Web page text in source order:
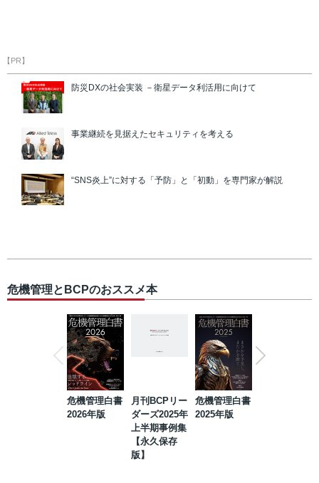
【PR】
防災DXの社会実装 －衛星データ利活用に向けて
事業継続を見据えたセキュリティを考える
“SNS炎上”に対する「予防」と「初動」を専門家が解説
危機管理とBCPのおススメ本
危機管理白書
2026年版
月刊BCPリー
ダーズ2025年
上半期事例集
【永久保存
版】
危機管理白書
2025年版